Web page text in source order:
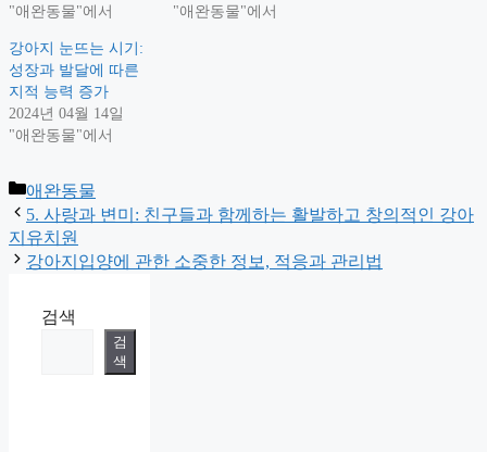
"애완동물"에서
"애완동물"에서
강아지 눈뜨는 시기:
성장과 발달에 따른
지적 능력 증가
2024년 04월 14일
"애완동물"에서
Categories
애완동물
5. 사랑과 변미: 친구들과 함께하는 활발하고 창의적인 강아
지유치원
강아지입양에 관한 소중한 정보, 적응과 관리법
검색
검
색